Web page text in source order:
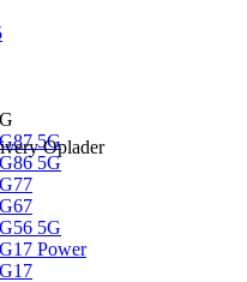
5G
5G
5G
Power
Oplader